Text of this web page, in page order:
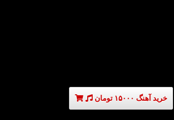
خرید آهنگ ۱۵۰۰۰ تومان